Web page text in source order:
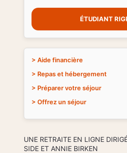
UNE RETRAITE EN LIGNE
SIDE ET ANNIE BIRKEN
ÉTUDIANT
> Aide financière
> Repas et hébergement
> Préparer votre séjour
> Offrez un séjour